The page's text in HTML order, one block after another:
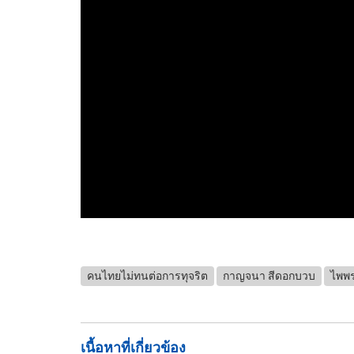
คนไทยไม่ทนต่อการทุจริต กาญจนา สีดอกบวบ ไพพ
เนื้อหาที่เกี่ยวข้อง